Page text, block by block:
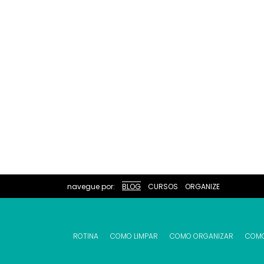
navegue por: BLOG CURSOS ORGANIZE
ROTINA COMO LIMPAR COMO ORGANIZAR